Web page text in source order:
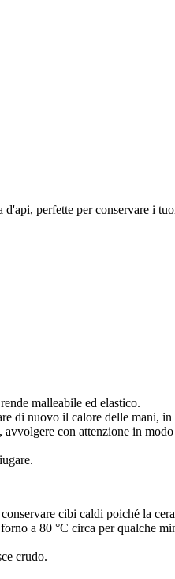
perfette per conservare i
malleabile ed elastico.
di nuovo il calore delle mani,
con attenzione in
cibi caldi poiché la
a 80 °C circa per qualche
crudo.